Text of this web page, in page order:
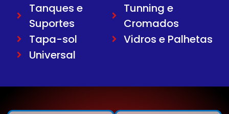
Tanques e
Suportes
Tapa-sol
Universal
Tunning e
Cromados
Vidros e Palhetas